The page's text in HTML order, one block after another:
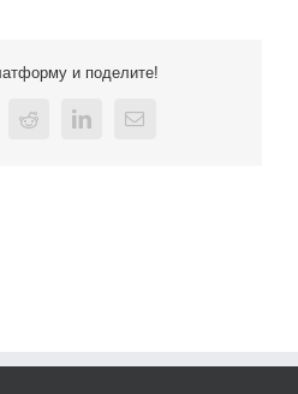
и поделите!
Reddit LinkedInEmail